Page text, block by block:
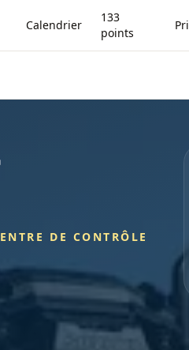
Calendrier
133
points
DE CONTRÔLE